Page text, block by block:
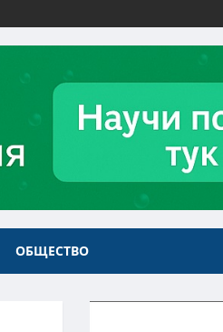
ОБЩЕСТВО